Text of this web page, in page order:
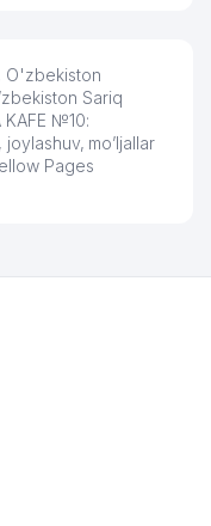
971 м
976 м
O'zbekiston
Sariq
KAFE №10:
mo’ljallar
Pages